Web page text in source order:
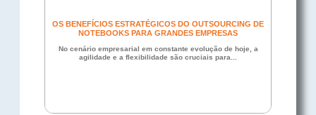
OS BENEFÍCIOS ESTRATÉGICOS DO OUTSOURCING DE
NOTEBOOKS PARA GRANDES EMPRESAS
No cenário empresarial em constante evolução de hoje, a
agilidade e a flexibilidade são cruciais para...